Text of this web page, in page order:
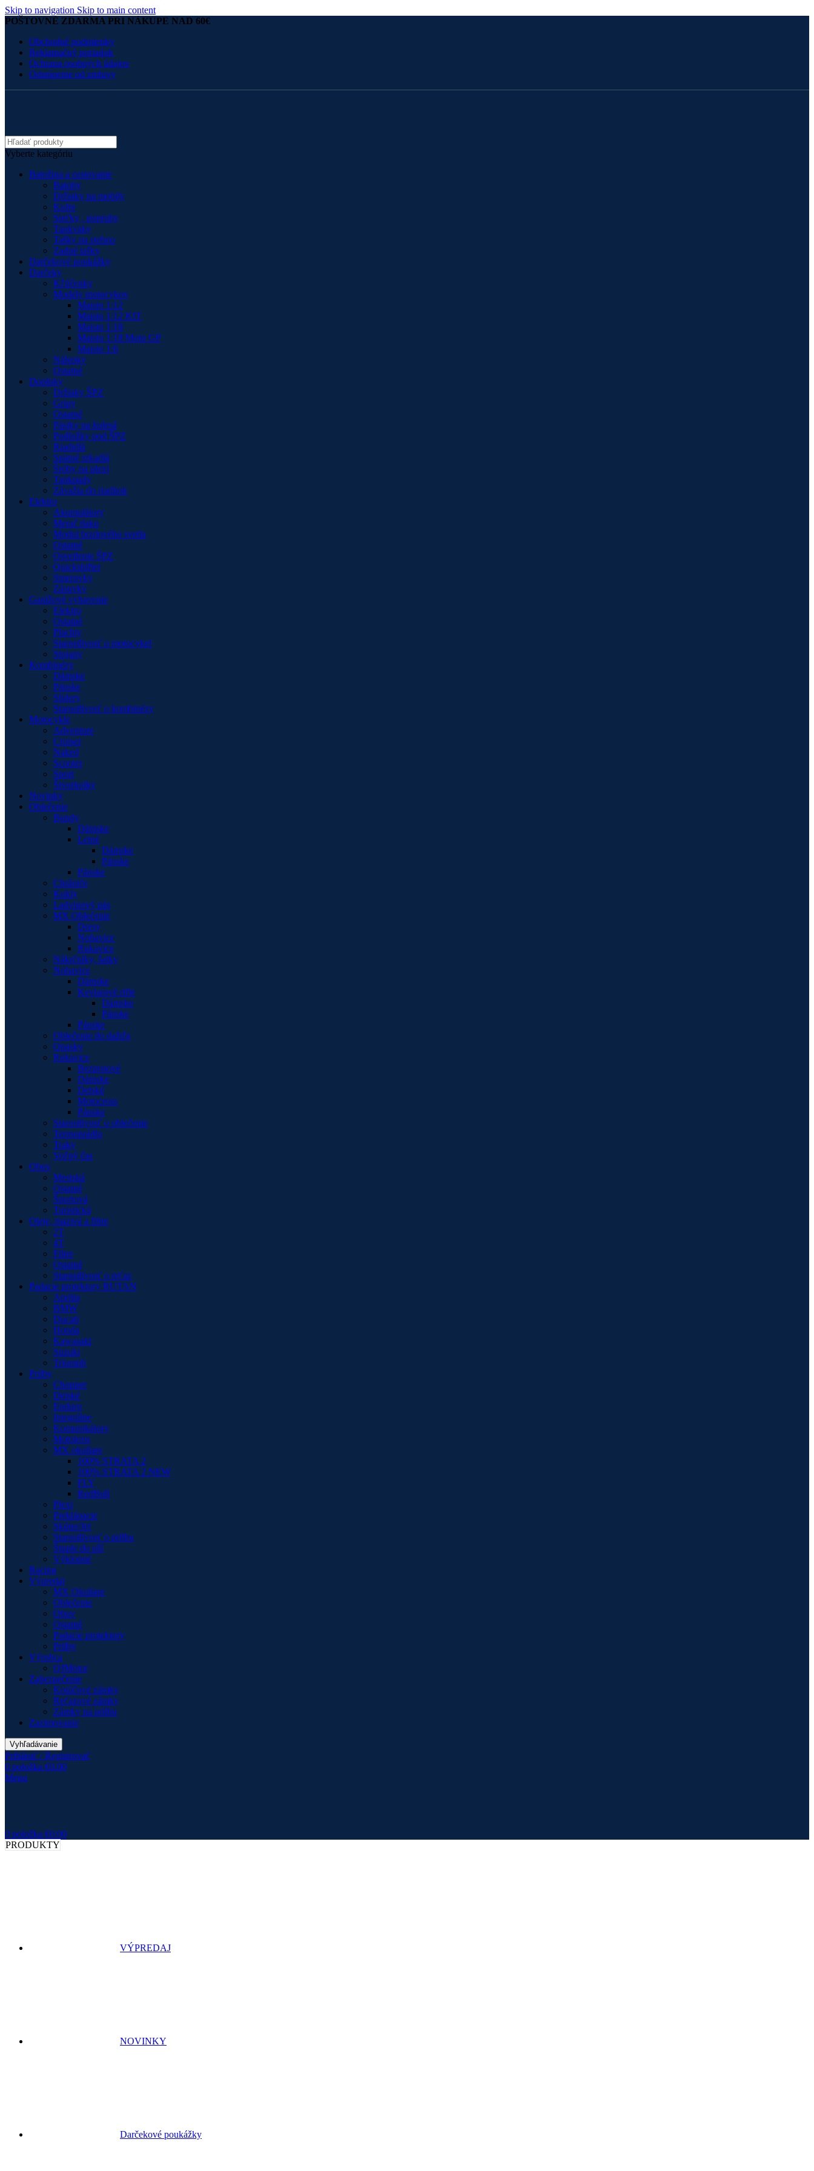
Skip to navigation Skip to main content
POŠTOVNÉ ZDARMA PRI NÁKUPE NAD 60€
Obchodné podmienky
Reklamačný poriadok
Ochrana osobných údajov
Odstúpenie od zmluvy
Vyberte kategóriu
Batožina a cestovanie
Batohy
Držiaky na mobily
Kufre
Sieťky , popruhy
Tankvaky
Tašky na stehno
Zadné tašky
Darčekové poukážky
Darčeky
Kľúčenky
Modely motocykov
Maisto 1:12
Maisto 1:12 KIT
Maisto 1:18
Maisto 1:18 Moto GP
Maisto 1:6
Nálepky
Ostatné
Doplnky
Držiaky ŠPZ
Gripy
Ostatné
Pásiky na kolesá
Podložky pod ŠPZ
Riadidlá
Spätné zrkadlá
Šróby na plexi
Tankpady
Závažia do riaditok
Elektro
Akumulátory
Merač tlaku
Modul brzdového svetla
Ostatné
Osvetlenie ŠPZ
Quickshifter
Smerovky
Zásuvky
Garážové vybavenie
Elektro
Ostatné
Plachty
Starostlivosť o motocykel
Stojany
Kombinézy
Dámske
Pánske
Slidery
Starostlivosť o kombinézy
Motocykle
Adventure
Cruiser
Naked
Scooter
Sport
Štvorkolky
Novinky
Oblečenie
Bundy
Dámske
Letné
Dámske
Pánske
Pánske
Chrániče
Kukly
Ladvinový pás
MX Oblečenie
Dresy
Nohavice
Rukavice
Nákrčníky, šatky
Nohavice
Dámske
Kevlarové rifle
Dámske
Pánske
Pánske
Oblečenie do dažďa
Opasky
Rukavice
Bezprstové
Dámske
Detské
Motocross
Pánske
Starostlivosť o oblečenie
Termoprádlo
Traky
Voľný čas
Obuv
Mestská
Ostatné
Športová
Turistická
Oleje, mazivá a filtre
2T
4T
Filtre
Ostatné
Starostlivosť o reťaz
Padacie protektory RUTAN
Aprilia
BMW
Ducati
Honda
Kawasaki
Suzuki
Triumph
Prilby
Chopper
Detské
Enduro
Integrálne
Komunikátory
Motokros
MX okuliare
100% STRATA 2
100% STRATA 2 NEW
FLY
RedBull
Plexi
Preklápacie
Skúter/Jet
Starostlivosť o prilbu
Štuple do uší
Výklopné
Racing
Výpredaj
MX Okuliare
Oblečenie
Obuv
Ostatné
Padacie protektory
Prilby
Výrobca
QJMotor
Zabezpečenie
Kotúčové zámky
Reťazové zámky
Zámky na prilbu
Zazimovanie
Vyhľadávanie
Prihlásiť / Registrovať
0 položka €0.00
Menu
0 položka €0.00
PRODUKTY
VÝPREDAJ
NOVINKY
Darčekové poukážky